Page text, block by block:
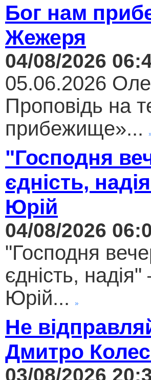
Бог нам
Жежеря
04/08/2026
05.06.2026
Проповідь на
прибежище»...
"Господня
єдність,
Юрій
04/08/2026
"Господня
єдність,
Юрій...
Не
Дмитро
03/08/2026